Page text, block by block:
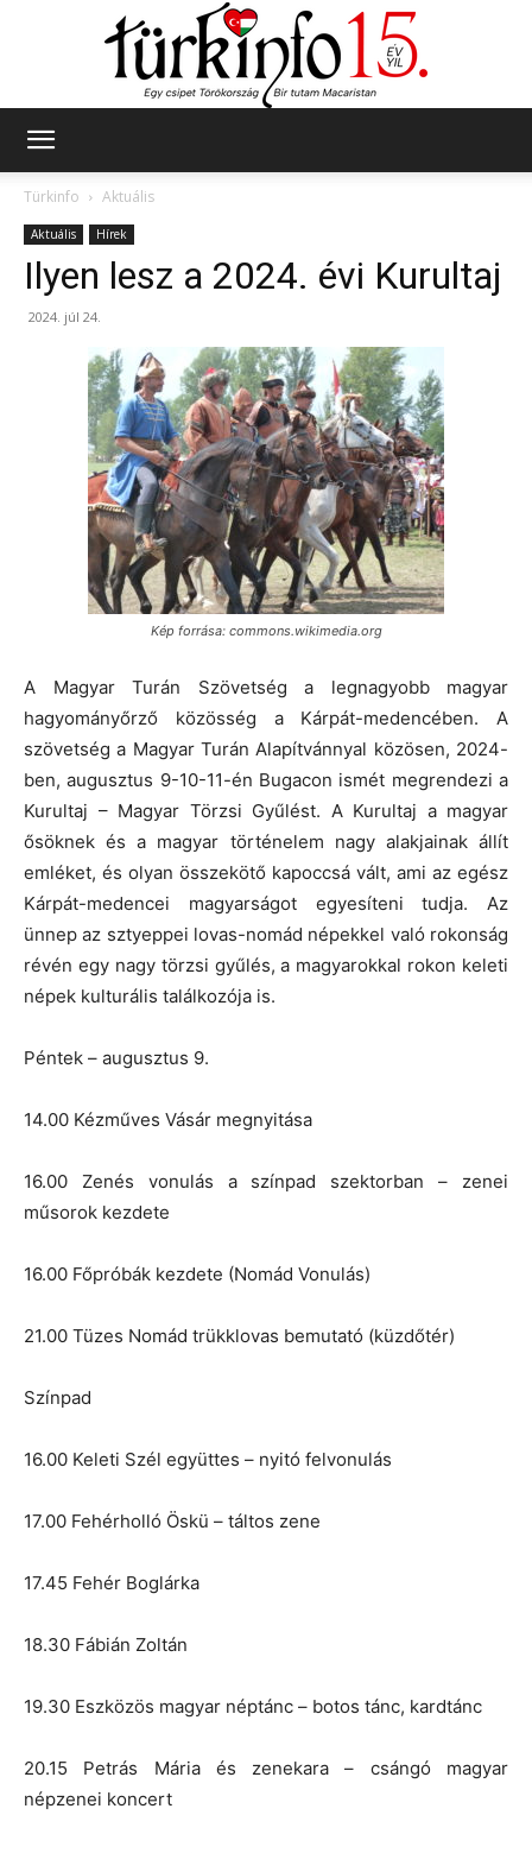
Türkinfo
Aktuális
Aktuális Hírek
Ilyen lesz a 2024. évi Kurultaj
2024. júl 24.
Kép forrása: commons.wikimedia.org
A Magyar Turán Szövetség a legnagyobb magyar
hagyományőrző közösség a Kárpát-medencében. A
szövetség a Magyar Turán Alapítvánnyal közösen, 2024-
ben, augusztus 9-10-11-én Bugacon ismét megrendezi a
Kurultaj – Magyar Törzsi Gyűlést. A Kurultaj a magyar
ősöknek és a magyar történelem nagy alakjainak állít
emléket, és olyan összekötő kapoccsá vált, ami az egész
Kárpát-medencei magyarságot egyesíteni tudja. Az
ünnep az sztyeppei lovas-nomád népekkel való rokonság
révén egy nagy törzsi gyűlés, a magyarokkal rokon keleti
népek kulturális találkozója is.
Péntek – augusztus 9.
14.00 Kézműves Vásár megnyitása
16.00 Zenés vonulás a színpad szektorban – zenei
műsorok kezdete
16.00 Főpróbák kezdete (Nomád Vonulás)
21.00 Tüzes Nomád trükklovas bemutató (küzdőtér)
Színpad
16.00 Keleti Szél együttes – nyitó felvonulás
17.00 Fehérholló Öskü – táltos zene
17.45 Fehér Boglárka
18.30 Fábián Zoltán
19.30 Eszközös magyar néptánc – botos tánc, kardtánc
20.15 Petrás Mária és zenekara – csángó magyar
népzenei koncert